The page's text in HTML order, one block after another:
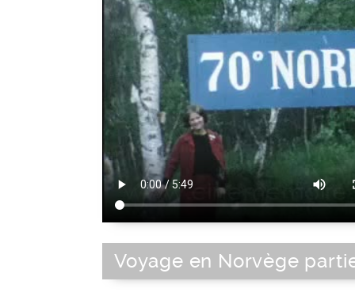
Voyage en Norvège